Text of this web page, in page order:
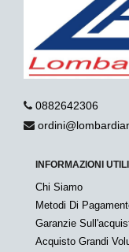
0882642306
INFORMAZIONI UTILI
Chi Siamo
Metodi Di
Garanzie
Acquisto Grandi